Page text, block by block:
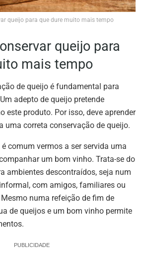
queijo para que dure muito mais tempo
queijo para
mais tempo
de queijo é fundamental para
adepto de queijo pretende
este produto. Por isso, deve aprender
uma correta conservação de queijo.
comum vermos a ser servida uma
um bom vinho. Trata-se do
ambientes descontraídos, seja num
com amigos, familiares ou
numa refeição de fim de
de queijos e um bom vinho permite
PUBLICIDADE